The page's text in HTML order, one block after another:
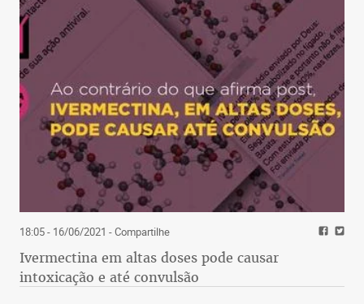
18:05 - 16/06/2021 - Compartilhe
Ivermectina em altas doses pode causar
intoxicação e até convulsão